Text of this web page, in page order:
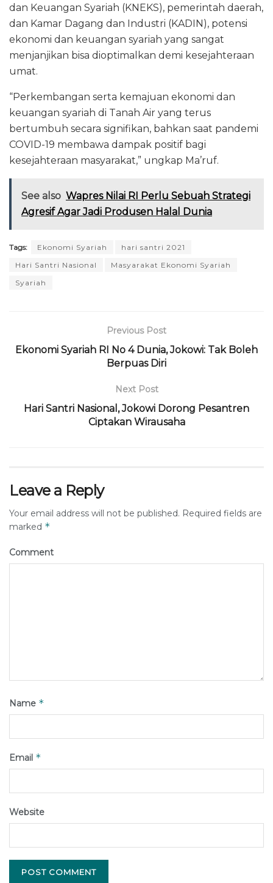
dan Keuangan Syariah (KNEKS), pemerintah daerah,
dan Kamar Dagang dan Industri (KADIN), potensi
ekonomi dan keuangan syariah yang sangat
menjanjikan bisa dioptimalkan demi kesejahteraan
umat.
“Perkembangan serta kemajuan ekonomi dan
keuangan syariah di Tanah Air yang terus
bertumbuh secara signifikan, bahkan saat pandemi
COVID-19 membawa dampak positif bagi
kesejahteraan masyarakat,” ungkap Ma’ruf.
See also Wapres Nilai RI Perlu Sebuah Strategi
Agresif Agar Jadi Produsen Halal Dunia
Tags: Ekonomi Syariah
hari santri 2021
Hari Santri Nasional
Masyarakat Ekonomi Syariah
Syariah
Previous Post
Ekonomi Syariah RI No 4 Dunia, Jokowi: Tak Boleh
Berpuas Diri
Next Post
Hari Santri Nasional, Jokowi Dorong Pesantren
Ciptakan Wirausaha
Leave a Reply
Your email address will not be published. Required fields are
marked *
Comment
Name *
Email *
Website